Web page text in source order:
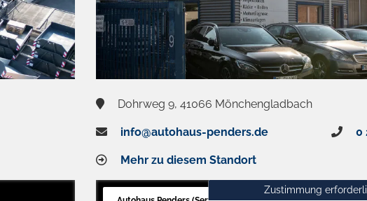
Dohrweg 9, 41066 Mönchengladbach
info@autohaus-penders.de 0
Mehr zu diesem Standort
Zustimmung